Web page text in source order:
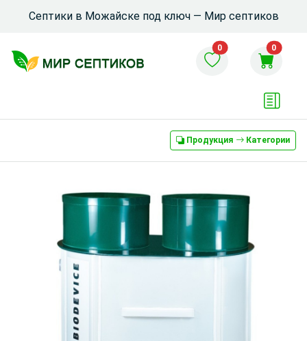
Септики в Можайске под ключ — Мир септиков
0 0
Продукция Категории